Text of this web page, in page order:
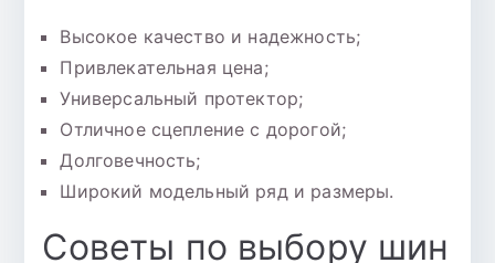
Высокое качество и надежность;
Привлекательная цена;
Универсальный протектор;
Отличное сцепление с дорогой;
Долговечность;
Широкий модельный ряд и размеры.
Советы по выбору шин